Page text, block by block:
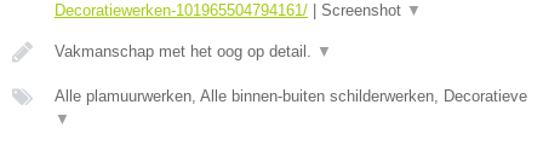
Decoratiewerken-101965504794161/
Screenshot ▼
Vakmanschap met het oog op detail. ▼
Alle plamuurwerken, Alle binnen-buiten schilderwerken, Decoratieve
▼